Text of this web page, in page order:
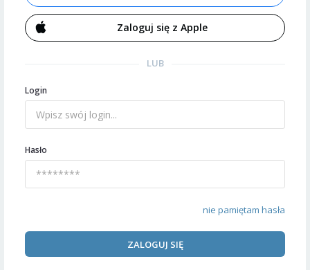
Zaloguj się z Apple
LUB
Login
Hasło
nie pamiętam hasła
ZALOGUJ SIĘ